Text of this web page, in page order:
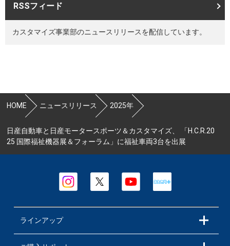
RSSフィード
カスタマイズ事業部のニュースリリースを配信しています。
HOME ニュースリリース 2025年
日産自動車と日産モータースポーツ＆カスタマイズ、 「H.C.R.20
25 国際福祉機器展＆フォーラム」に福祉車両3台を出展
ラインアップ